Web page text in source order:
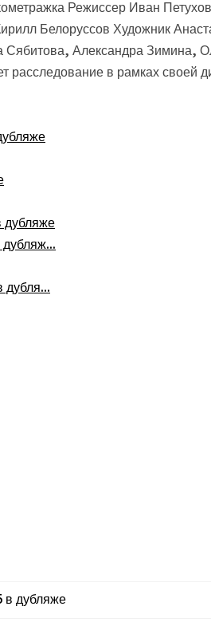
Режиссер Иван
Белоруссов Художник
Александра Зимина,
в рамках своей
дубляже
дубля...
дубляже